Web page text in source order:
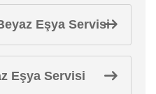
Eşya Servisi
Eşya Servisi